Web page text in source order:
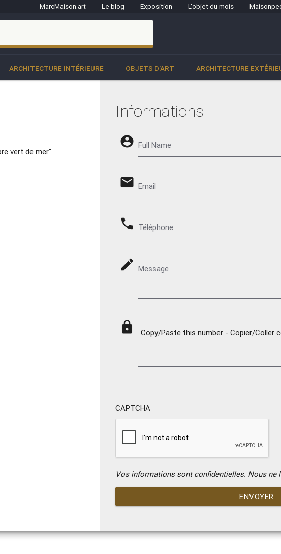
MarcMaison.art Le blog Exposition L'objet du mois
ARCHITECTURE INTÉRIEURE OBJETS D'ART ARCHITECTURE
vert de mer"
Informations
account_circle Full Name
email Email
phone Téléphone
mode_edit Message
lock Copy/Paste this number - Copier/Coller
CAPTCHA
Vos informations sont confidentielles. Nous ne
ENVOYER